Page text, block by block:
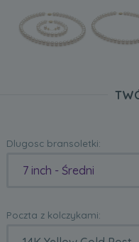
Dlugosc bransoletki:
7 inch - Średni
Poczta z kolczykami: